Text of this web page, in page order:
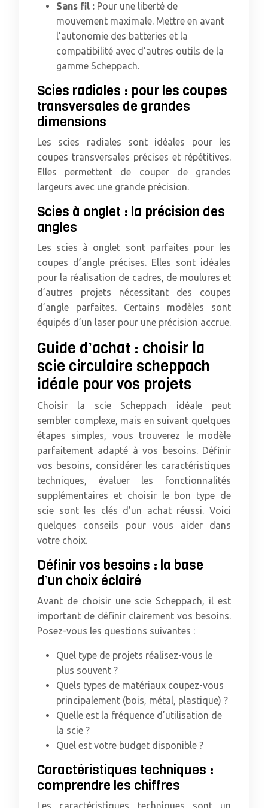
Sans fil : Pour une liberté de
mouvement maximale. Mettre en avant
l’autonomie des batteries et la
compatibilité avec d’autres outils de la
gamme Scheppach.
Scies radiales : pour les coupes
transversales de grandes
dimensions
Les scies radiales sont idéales pour les
coupes transversales précises et répétitives.
Elles permettent de couper de grandes
largeurs avec une grande précision.
Scies à onglet : la précision des
angles
Les scies à onglet sont parfaites pour les
coupes d’angle précises. Elles sont idéales
pour la réalisation de cadres, de moulures et
d’autres projets nécessitant des coupes
d’angle parfaites. Certains modèles sont
équipés d’un laser pour une précision accrue.
Guide d’achat : choisir la
scie circulaire scheppach
idéale pour vos projets
Choisir la scie Scheppach idéale peut
sembler complexe, mais en suivant quelques
étapes simples, vous trouverez le modèle
parfaitement adapté à vos besoins. Définir
vos besoins, considérer les caractéristiques
techniques, évaluer les fonctionnalités
supplémentaires et choisir le bon type de
scie sont les clés d’un achat réussi. Voici
quelques conseils pour vous aider dans
votre choix.
Définir vos besoins : la base
d’un choix éclairé
Avant de choisir une scie Scheppach, il est
important de définir clairement vos besoins.
Posez-vous les questions suivantes :
Quel type de projets réalisez-vous le
plus souvent ?
Quels types de matériaux coupez-vous
principalement (bois, métal, plastique) ?
Quelle est la fréquence d’utilisation de
la scie ?
Quel est votre budget disponible ?
Caractéristiques techniques :
comprendre les chiffres
Les caractéristiques techniques sont un